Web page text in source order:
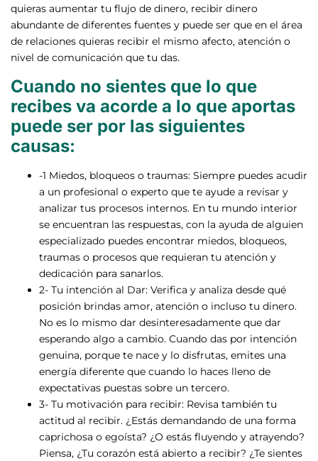
quieras aumentar tu flujo de dinero, recibir dinero
abundante de diferentes fuentes y puede ser que en el área
de relaciones quieras recibir el mismo afecto, atención o
nivel de comunicación que tu das.
Cuando no sientes que lo que
recibes va acorde a lo que aportas
puede ser por las siguientes
causas:
-1 Miedos, bloqueos o traumas: Siempre puedes acudir
a un profesional o experto que te ayude a revisar y
analizar tus procesos internos. En tu mundo interior
se encuentran las respuestas, con la ayuda de alguien
especializado puedes encontrar miedos, bloqueos,
traumas o procesos que requieran tu atención y
dedicación para sanarlos.
2- Tu intención al Dar: Verifica y analiza desde qué
posición brindas amor, atención o incluso tu dinero.
No es lo mismo dar desinteresadamente que dar
esperando algo a cambio. Cuando das por intención
genuina, porque te nace y lo disfrutas, emites una
energía diferente que cuando lo haces lleno de
expectativas puestas sobre un tercero.
3- Tu motivación para recibir: Revisa también tu
actitud al recibir. ¿Estás demandando de una forma
caprichosa o egoísta? ¿O estás fluyendo y atrayendo?
Piensa, ¿Tu corazón está abierto a recibir? ¿Te sientes